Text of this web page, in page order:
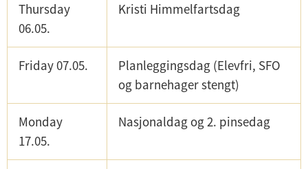
Thursday
06.05.
Kristi Himmelfartsdag
Friday 07.05.
Planleggingsdag (Elevfri, SFO
og barnehager stengt)
Monday
17.05.
Nasjonaldag og 2. pinsedag